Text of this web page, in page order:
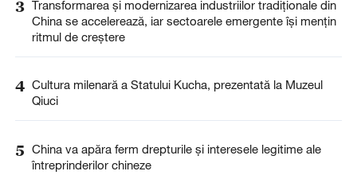
3 Transformarea și modernizarea industriilor tradiționale din
China se accelerează, iar sectoarele emergente își mențin
ritmul de creștere
4 Cultura milenară a Statului Kucha, prezentată la Muzeul
Qiuci
5 China va apăra ferm drepturile și interesele legitime ale
întreprinderilor chineze